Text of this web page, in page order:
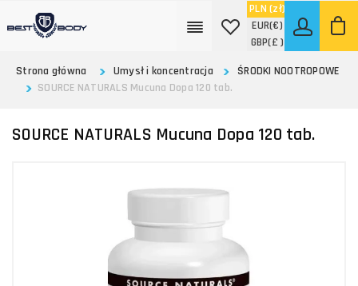
PLN (zł)
EUR(€)
GBP(£ )
Strona główna
Umysł i koncentracja
ŚRODKI NOOTROPOWE
SOURCE NATURALS Mucuna Dopa 120 tab.
SOURCE NATURALS Mucuna Dopa 120 tab.